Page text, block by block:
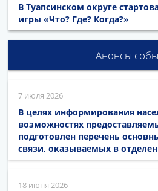
В Туапсинском округе
игры «Что? Где? Когда?»
Анонсы
7 июля 2026
В целях информирования
возможностях
подготовлен перечень
связи, оказываемых в
18 июня 2026